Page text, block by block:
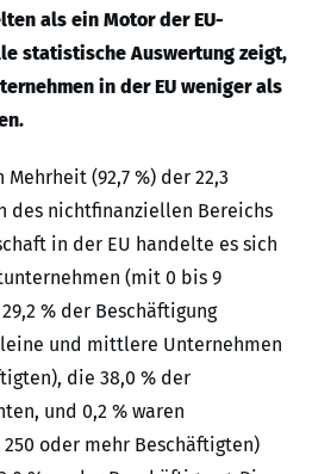
als ein Motor der EU-
statistische Auswertung zeigt,
in der EU weniger als
(92,7 %) der 22,3
des nichtfinanziellen Bereichs
in der EU handelte es sich
(mit 0 bis 9
% der Beschäftigung
und mittlere Unternehmen
die 38,0 % der
und 0,2 % waren
oder mehr Beschäftigten)